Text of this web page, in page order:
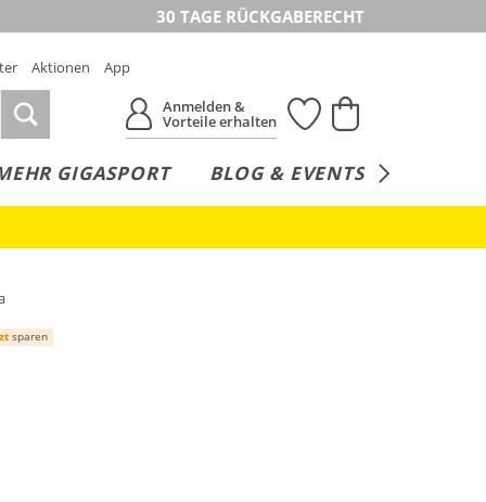
30 TAGE RÜCKGABERECHT
Aktionen
App
Anmelden &
Vorteile erhalten
GIGASPORT BLOG & EVENTS
sparen